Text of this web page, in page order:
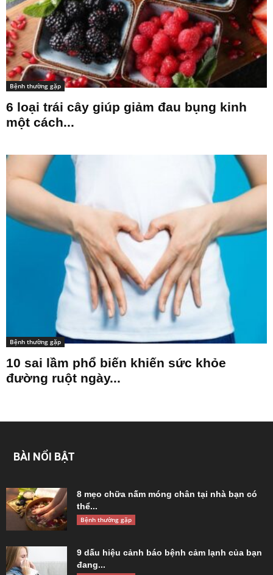
Bệnh thường gặp
6 loại trái cây giúp giảm đau bụng kinh
một cách...
Bệnh thường gặp
10 sai lầm phổ biến khiến sức khỏe
đường ruột ngày...
BÀI NỔI BẬT
8 mẹo chữa nấm móng chân tại nhà bạn có
thể...
Bệnh thường gặp
9 dấu hiệu cảnh báo bệnh cảm lạnh của bạn
đang...